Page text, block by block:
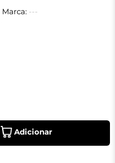
Marca: ---
Adicionar